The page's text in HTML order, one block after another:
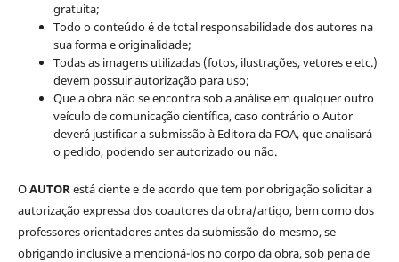
gratuita;
Todo o conteúdo é de total responsabilidade dos autores na
sua forma e originalidade;
Todas as imagens utilizadas (fotos, ilustrações, vetores e etc.)
devem possuir autorização para uso;
Que a obra não se encontra sob a análise em qualquer outro
veículo de comunicação científica, caso contrário o Autor
deverá justificar a submissão à Editora da FOA, que analisará
o pedido, podendo ser autorizado ou não.
OAUTORestá ciente e de acordo que tem por obrigação solicitar a
autorização expressa dos coautores da obra/artigo, bem como dos
professores orientadores antes da submissão do mesmo, se
obrigando inclusive a mencioná-los no corpo da obra, sob pena de